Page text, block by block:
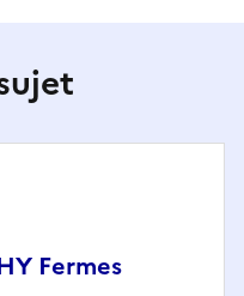
Fermes